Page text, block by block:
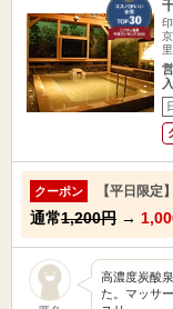
クーポン 【平日限
通常1,200円 →
高濃度炭酸
た。マッサ